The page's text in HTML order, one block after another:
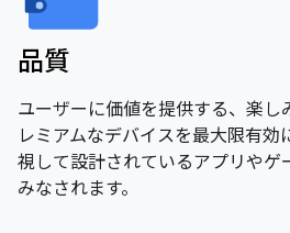
品質
ユーザーに価値を提供する、楽し
レミアムなデバイスを最大限有
視して設計されているアプリやゲ
みなされます。